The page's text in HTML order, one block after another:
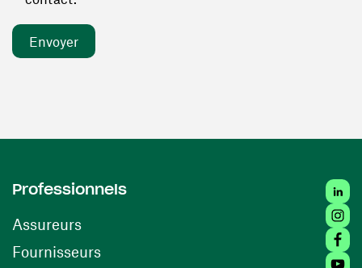
Professionnels
Assureurs
Fournisseurs(ouvre une nouvelle fenêtre)